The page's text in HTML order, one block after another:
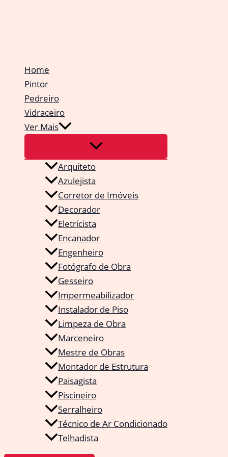
Home
Pintor
Pedreiro
Vidraceiro
Ver Mais
Arquiteto
Azulejista
Corretor de Imóveis
Decorador
Eletricista
Encanador
Engenheiro
Fotógrafo de Obra
Gesseiro
Impermeabilizador
Instalador de Piso
Limpeza de Obra
Marceneiro
Mestre de Obras
Montador de Estrutura
Paisagista
Piscineiro
Serralheiro
Técnico de Ar Condicionado
Telhadista